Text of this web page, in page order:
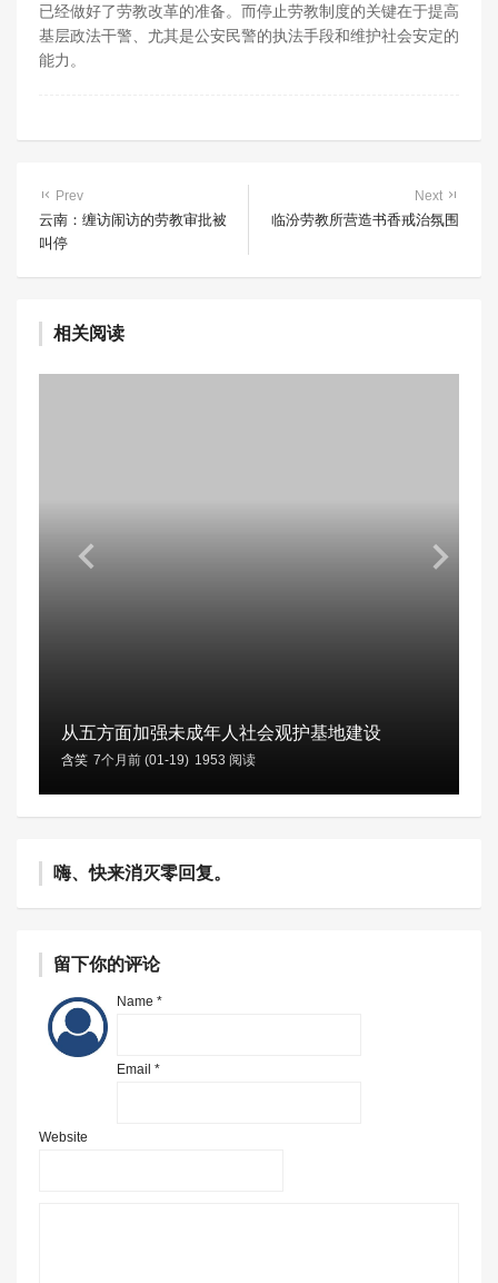
已经做好了劳教改革的准备。而停止劳教制度的关键在于提高
基层政法干警、尤其是公安民警的执法手段和维护社会安定的
能力。
Prev
云南：缠访闹访的劳教审批被
叫停
Next
临汾劳教所营造书香戒治氛围
相关阅读
从五方面加强未成年人社会观护基地建设
含笑 7个月前 (01-19) 1953 阅读
嗨、快来消灭零回复。
留下你的评论
Name *
Email *
Website